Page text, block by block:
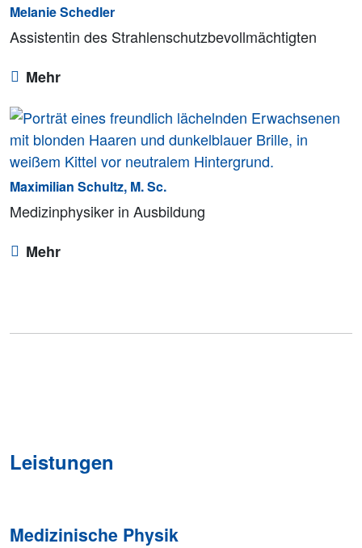
Melanie Schedler
Assistentin des Strahlenschutzbevollmächtigten
Mehr
Maximilian Schultz, M. Sc.
Medizinphysiker in Ausbildung
Mehr
Leistungen
Medizinische Physik